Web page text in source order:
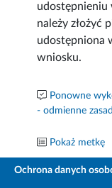
udostępnieniu
należy złożyć
udostępniona
wniosku.
Ponowne
- odmienne
Pokaż metkę
Ochrona danych